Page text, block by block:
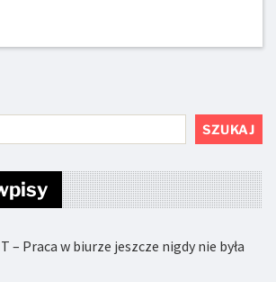
SZUKAJ
– Praca w biurze jeszcze nigdy nie była